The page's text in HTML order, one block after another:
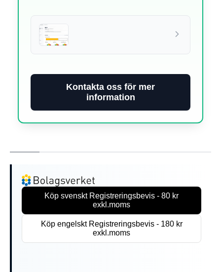
Kontakta oss för mer
information
Köp svenskt Registreringsbevis - 80 kr
exkl.moms
Köp engelskt Registreringsbevis - 180 kr
exkl.moms